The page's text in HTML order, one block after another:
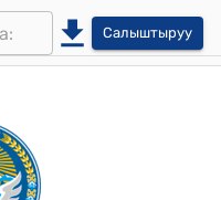
Салыштыруу